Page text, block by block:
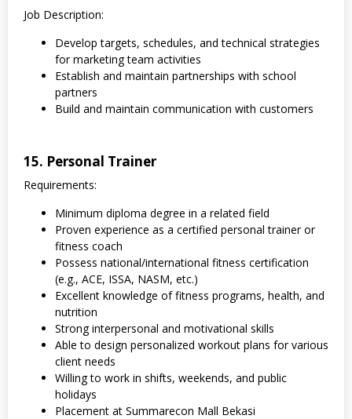
Job Description:
Develop targets, schedules, and technical strategies
for marketing team activities
Establish and maintain partnerships with school
partners
Build and maintain communication with customers
15. Personal Trainer
Requirements:
Minimum diploma degree in a related field
Proven experience as a certified personal trainer or
fitness coach
Possess national/international fitness certification
(e.g., ACE, ISSA, NASM, etc.)
Excellent knowledge of fitness programs, health, and
nutrition
Strong interpersonal and motivational skills
Able to design personalized workout plans for various
client needs
Willing to work in shifts, weekends, and public
holidays
Placement at Summarecon Mall Bekasi